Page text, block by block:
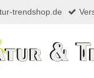
trendshop.de